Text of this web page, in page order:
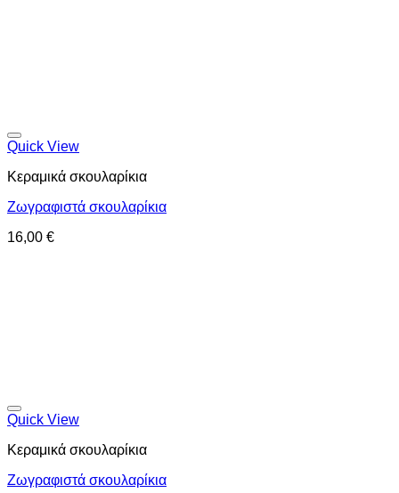
Quick View
Κεραμικά σκουλαρίκια
Ζωγραφιστά σκουλαρίκια
16,00 €
Quick View
Κεραμικά σκουλαρίκια
Ζωγραφιστά σκουλαρίκια